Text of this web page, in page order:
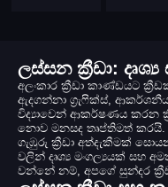
ලස්සන ක්‍රීඩා: දෘශ්‍ය
අලංකාර ක්‍රීඩා කාණ්ඩයට
ඇදගන්නා ග්‍රැෆික්ස්, ආකර්ශනීය
විද්‍යාවෙන් ආකර්ෂණය කරන
නොව මනසද තෘප්තිමත් කරයි.
ගැඹුරු ක්‍රීඩා අත්දැකීමක්
වලින් දෘශ්‍ය මංගල්‍යයක් සහ
වන්නේ නම්, අපගේ සුන්දර